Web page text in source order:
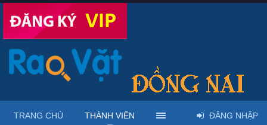
TRANG CHỦ THÀNH VIÊN ĐĂNG NHẬP